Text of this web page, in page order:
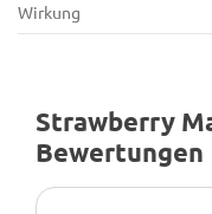
Wirkung
Strawberry
Bewertungen